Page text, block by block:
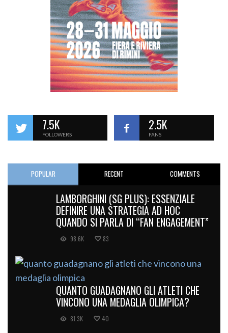
7.5K
FOLLOWERS
2.5K
FANS
POPULAR RECENT COMMENTS
LAMBORGHINI (SG PLUS): ESSENZIALE
DEFINIRE UNA STRATEGIA AD HOC
QUANDO SI PARLA DI “FAN ENGAGEMENT”
98.6K 83
QUANTO GUADAGNANO GLI ATLETI CHE
VINCONO UNA MEDAGLIA OLIMPICA?
81.3K 40